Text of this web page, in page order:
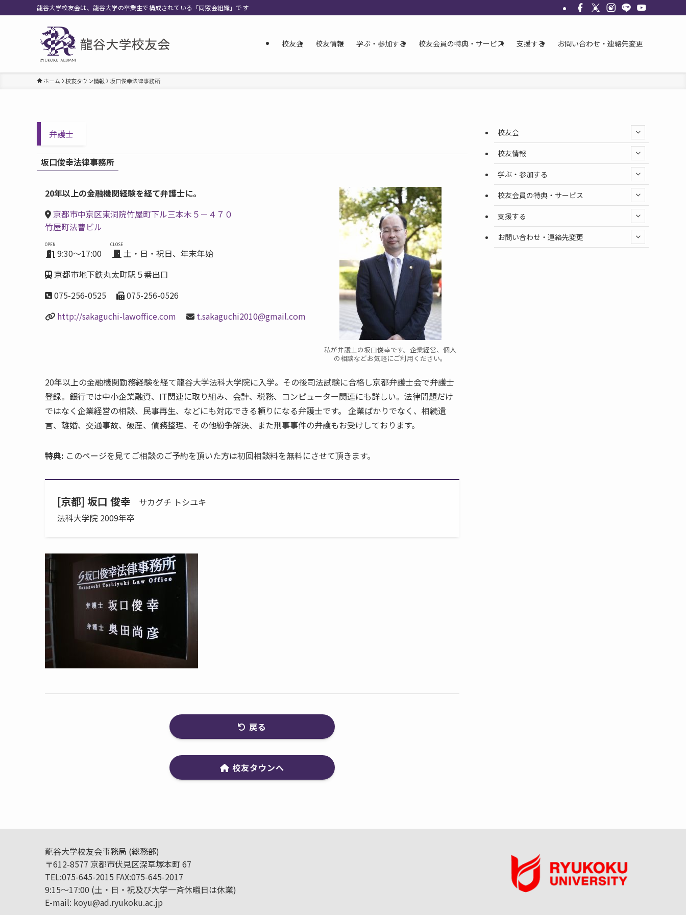
龍谷大学校友会は、龍谷大学の卒業生で構成されている「同窓会組織」です
校友会 校友情報 学ぶ・参加する 校友会員の特典・サービス 支援する お問い合わせ・連絡先変更
ホーム 校友タウン情報 坂口俊幸法律事務所
弁護士
坂口俊幸法律事務所
20年以上の金融機関経験を経て弁護士に。
京都市中京区東洞院竹屋町下ル三本木５－４７０
竹屋町法曹ビル
OPEN
9:30～17:00
CLOSE
土・日・祝日、年末年始
京都市地下鉄丸太町駅５番出口
075-256-0525
075-256-0526
http://sakaguchi-lawoffice.com
t.sakaguchi2010@gmail.com
私が弁護士の坂口俊幸です。企業経営、個人
の相談などお気軽にご利用ください。
20年以上の金融機関勤務経験を経て龍谷大学法科大学院に入学。その後司法試験に合格し京都弁護士会で弁護士
登録。銀行では中小企業融資、IT関連に取り組み、会計、税務、コンピューター関連にも詳しい。法律問題だけ
ではなく企業経営の相談、民事再生、などにも対応できる頼りになる弁護士です。 企業ばかりでなく、相続遺
言、離婚、交通事故、破産、債務整理、その他紛争解決、また刑事事件の弁護もお受けしております。
特典: このページを見てご相談のご予約を頂いた方は初回相談料を無料にさせて頂きます。
[京都] 坂口 俊幸 サカグチ トシユキ
法科大学院 2009年卒
戻る
校友タウンへ
校友会
校友情報
学ぶ・参加する
校友会員の特典・サービス
支援する
お問い合わせ・連絡先変更
龍谷大学校友会事務局 (総務部)
〒612-8577 京都市伏見区深草塚本町 67
TEL:075-645-2015 FAX:075-645-2017
9:15～17:00 (土・日・祝及び大学一斉休暇日は休業)
E-mail: koyu@ad.ryukoku.ac.jp